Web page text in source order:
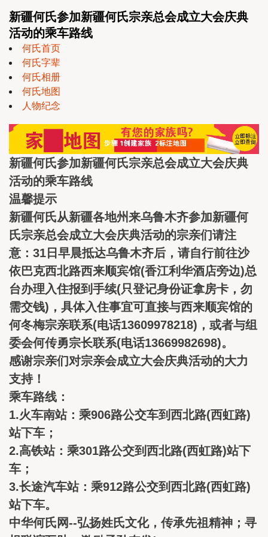
新疆何氏参加新疆何氏宗亲总会成立大会庆典
活动的乘车路线
何氏首页
何氏字辈
何氏相册
何氏地图
人物纪念
新疆何氏参加新疆何氏宗亲总会成立大会庆典
活动的乘车路线
温馨提示
新疆何氏从新疆各地州来乌鲁木齐参加新疆何
氏宗亲总会成立大会庆典活动的宗亲们请注
意：31日早晨抵达乌鲁木齐后，请自行前往沙
依巴克西北路西来顺宾馆(香江利华酒店旁边)总
台办理入住报到手续(只登记身份证拿房卡，勿
需交钱)，具体入住事宜可直接与西来顺宾馆的
何冬梅宗亲联系(电话13609978218)，或者与组
委会何传勇宗长联系(电话13669982698)。
感谢宗亲们对宗亲会成立大会庆典活动的大力
支持！
乘车路线：
1.火车南站：乘906路公交车到西北路(西虹路)
站下车；
2.高铁站：乘301路公交到西北路(西虹路)站下
车；
3.长途汽车站：乘912路公交到西北路(西虹路)
站下车。
中华何氏网--弘扬姓氏文化，传承先祖精神；寻